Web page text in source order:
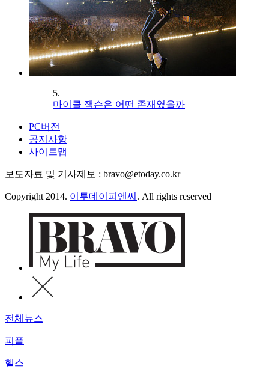
5.
마이클 잭슨은 어떤 존재였을까
PC버전
공지사항
사이트맵
보도자료 및 기사제보 : bravo@etoday.co.kr
Copyright 2014. 이투데이피엔씨 . All rights reserved
전체뉴스
피플
헬스